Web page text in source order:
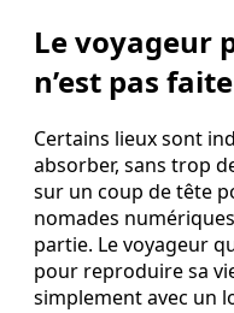
Le voyageur
n’est pas faite
Certains lieux sont
absorber, sans trop
sur un coup de tête
nomades
partie. Le voyageur
pour reproduire sa
simplement avec un